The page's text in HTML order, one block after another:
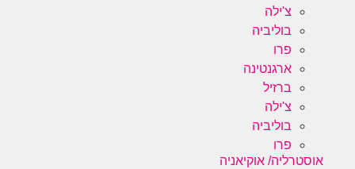
צ'ילה
בוליביה
פרו
ארגנטינה
ברזיל
צ'ילה
בוליביה
פרו
אוסטרליה/ אוקיאניה